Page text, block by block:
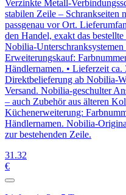
Verzinkte Metall-
stabilen Zeile – Schrankseiten
passgenau vor Ort.
den Handel, exakt das
Nobilia-Unterschranksystemen
Erweiterungskauf:
Händlernamen. • Lieferzeit ca.
Direktbelieferung ab Nobilia-
Versand. Nobilia-geschulter
– auch Zubehör aus älteren
Küchenerweiterung:
Händlernamen. Nobilia-
zur bestehenden Zeile.
31 .32
€